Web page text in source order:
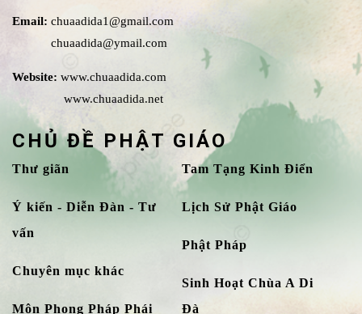
Email: chuaadida1@gmail.com
chuaadida@ymail.com
Website: www.chuaadida.com
www.chuaadida.net
CHỦ ĐỀ PHẬT GIÁO
Thư giãn
Ý kiến - Diễn Đàn - Tư
vấn
Chuyên mục khác
Môn Phong Pháp Phái
Tam Tạng Kinh Điển
Lịch Sử Phật Giáo
Phật Pháp
Sinh Hoạt Chùa A Di
Đà